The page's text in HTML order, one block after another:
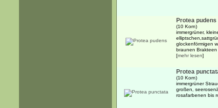
Protea pudens
(10 Korn)
immergrüner,
glockenförmigen
braunen Brakteen
[mehr lesen]
Protea
(10 Korn)
immergrüner
großen,
rosafarbenen bis